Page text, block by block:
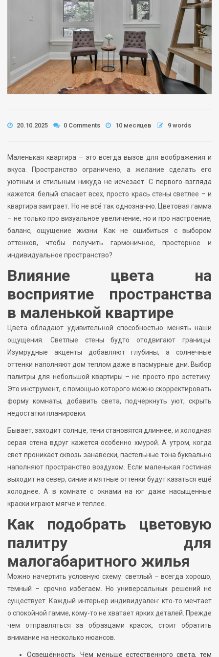
20.10.2025 0 Comments 10 месяцев 9 words
Маленькая квартира – это всегда вызов для воображения и
вкуса. Пространство ограничено, а желание сделать его
уютным и стильным никуда не исчезает. С первого взгляда
кажется: белый спасает всех, просто крась стены светлее – и
квартира заиграет. Но не всё так однозначно. Цветовая гамма
– не только про визуальное увеличение, но и про настроение,
баланс, ощущение жизни. Как не ошибиться с выбором
оттенков, чтобы получить гармоничное, просторное и
индивидуальное пространство?
Влияние цвета на
восприятие пространства
в маленькой квартире
Цвета обладают удивительной способностью менять наши
ощущения. Светлые стены будто отодвигают границы.
Изумрудные акценты добавляют глубины, а солнечные
оттенки наполняют дом теплом даже в пасмурные дни. Выбор
палитры для небольшой квартиры – не просто про эстетику.
Это инструмент, с помощью которого можно скорректировать
форму комнаты, добавить света, подчеркнуть уют, скрыть
недостатки планировки.
Бывает, заходит солнце, тени становятся длиннее, и холодная
серая стена вдруг кажется особенно хмурой. А утром, когда
свет проникает сквозь занавески, пастельные тона буквально
наполняют пространство воздухом. Если маленькая гостиная
выходит на север, синие и мятные оттенки будут казаться ещё
холоднее. А в комнате с окнами на юг даже насыщенные
краски играют мягче и теплее.
Как подобрать цветовую
палитру для
малогабаритного жилья
Можно начертить условную схему: светлый – всегда хорошо,
тёмный – срочно избегаем. Но универсальных решений не
существует. Каждый интерьер индивидуален: кто-то мечтает
о спокойной гамме, кому-то не хватает ярких деталей. Прежде
чем отправляться за образцами красок, стоит обратить
внимание на несколько нюансов.
Освещённость. Чем меньше естественного света, тем